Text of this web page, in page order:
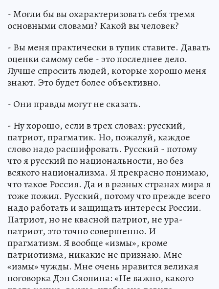
- Могли бы вы охарактеризовать себя тремя
основными словами? Какой вы человек?
- Вы меня практически в тупик ставите. Давать
оценки самому себе - это последнее дело.
Лучше спросить людей, которые хорошо меня
знают. Это будет более объективно.
- Они правды могут не сказать.
- Ну хорошо, если в трех словах: русский,
патриот, прагматик. Но, пожалуй, каждое
слово надо расшифровать. Русский - потому
что я русский по национальности, но без
всякого национализма. Я прекрасно понимаю,
что такое Россия. Да и в разных странах мира я
тоже пожил. Русский, потому что прежде всего
надо работать и защищать интересы России.
Патриот, но не квасной патриот, не ура-
патриот, это точно совершенно. И
прагматизм. Я вообще «измы», кроме
патриотизма, никакие не признаю. Мне
«измы» чужды. Мне очень нравится великая
поговорка Дэн Сяопина: «Не важно, какого